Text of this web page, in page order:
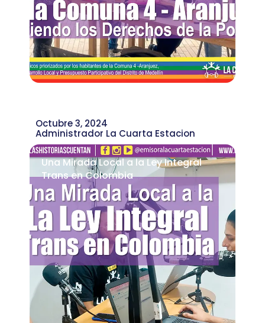
Octubre 3, 2024
Administrador La Cuarta Estacion
Una Mirada Local a la Ley Integral
Trans en Colombia